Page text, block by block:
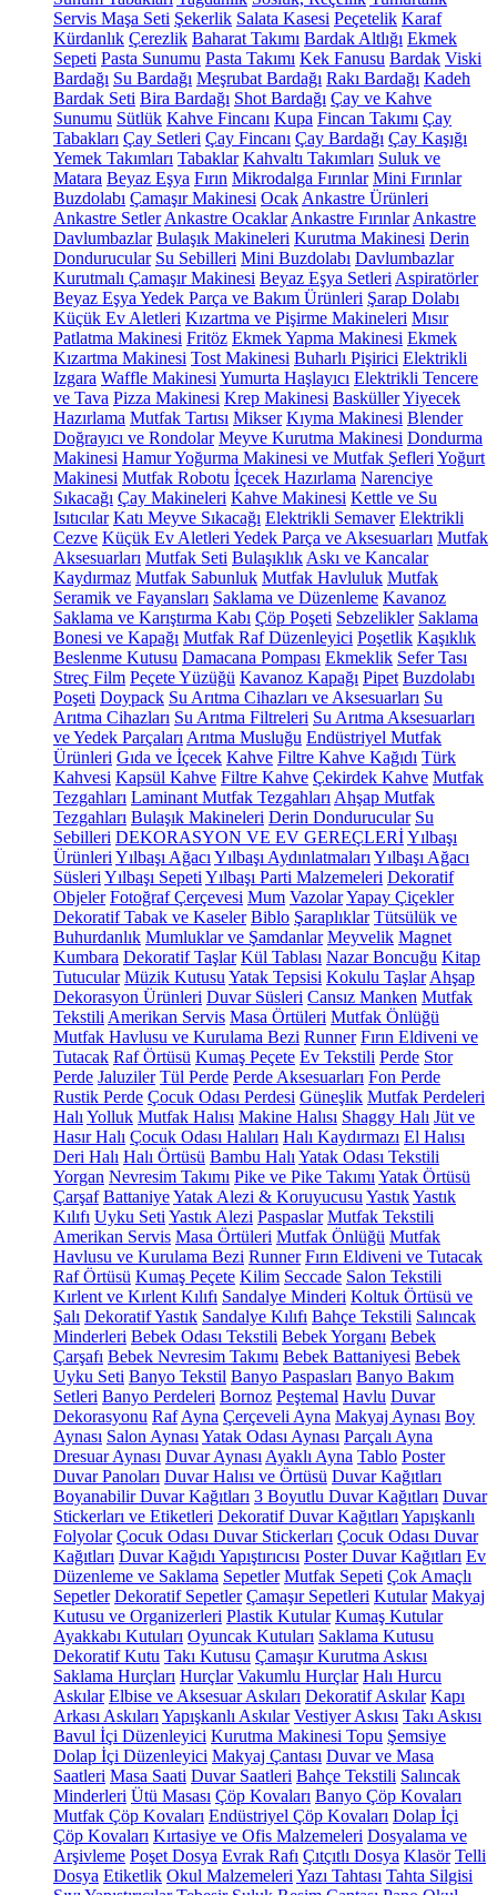
Servis Maşa Seti Şekerlik Salata Kasesi Peçetelik Karaf
Kürdanlık Çerezlik Baharat Takımı Bardak Altlığı Ekmek
Sepeti Pasta Sunumu Pasta Takımı Kek Fanusu Bardak Viski
Bardağı Su Bardağı Meşrubat Bardağı Rakı Bardağı Kadeh
Bardak Seti Bira Bardağı Shot Bardağı Çay ve Kahve
Sunumu Sütlük Kahve Fincanı Kupa Fincan Takımı Çay
Tabakları Çay Setleri Çay Fincanı Çay Bardağı Çay Kaşığı
Yemek Takımları Tabaklar Kahvaltı Takımları Suluk ve
Matara Beyaz Eşya Fırın Mikrodalga Fırınlar Mini Fırınlar
Buzdolabı Çamaşır Makinesi Ocak Ankastre Ürünleri
Ankastre Setler Ankastre Ocaklar Ankastre Fırınlar Ankastre
Davlumbazlar Bulaşık Makineleri Kurutma Makinesi Derin
Dondurucular Su Sebilleri Mini Buzdolabı Davlumbazlar
Kurutmalı Çamaşır Makinesi Beyaz Eşya Setleri Aspiratörler
Beyaz Eşya Yedek Parça ve Bakım Ürünleri Şarap Dolabı
Küçük Ev Aletleri Kızartma ve Pişirme Makineleri Mısır
Patlatma Makinesi Fritöz Ekmek Yapma Makinesi Ekmek
Kızartma Makinesi Tost Makinesi Buharlı Pişirici Elektrikli
Izgara Waffle Makinesi Yumurta Haşlayıcı Elektrikli Tencere
ve Tava Pizza Makinesi Krep Makinesi BasküllerYiyecek
Hazırlama Mutfak Tartısı Mikser Kıyma Makinesi Blender
Doğrayıcı ve Rondolar Meyve Kurutma Makinesi Dondurma
Makinesi Hamur Yoğurma Makinesi ve Mutfak Şefleri Yoğurt
Makinesi Mutfak Robotu İçecek Hazırlama Narenciye
Sıkacağı Çay Makineleri Kahve Makinesi Kettle ve Su
Isıtıcılar Katı Meyve Sıkacağı Elektrikli Semaver Elektrikli
Cezve Küçük Ev Aletleri Yedek Parça ve Aksesuarları Mutfak
Aksesuarları Mutfak Seti Bulaşıklık Askı ve Kancalar
Kaydırmaz Mutfak Sabunluk Mutfak Havluluk Mutfak
Seramik ve Fayansları Saklama ve Düzenleme Kavanoz
Saklama ve Karıştırma Kabı Çöp Poşeti Sebzelikler Saklama
Bonesi ve Kapağı Mutfak Raf Düzenleyici Poşetlik Kaşıklık
Beslenme Kutusu Damacana Pompası Ekmeklik Sefer Tası
Streç Film Peçete Yüzüğü Kavanoz Kapağı Pipet Buzdolabı
Poşeti Doypack Su Arıtma Cihazları ve Aksesuarları Su
Arıtma Cihazları Su Arıtma Filtreleri Su Arıtma Aksesuarları
ve Yedek Parçaları Arıtma Musluğu Endüstriyel Mutfak
Ürünleri Gıda ve İçecek Kahve Filtre Kahve Kağıdı Türk
Kahvesi Kapsül Kahve Filtre Kahve Çekirdek Kahve Mutfak
Tezgahları Laminant Mutfak Tezgahları Ahşap Mutfak
Tezgahları Bulaşık Makineleri Derin Dondurucular Su
Sebilleri DEKORASYON VE EV GEREÇLERİYılbaşı
Ürünleri Yılbaşı Ağacı Yılbaşı Aydınlatmaları Yılbaşı Ağacı
Süsleri Yılbaşı Sepeti Yılbaşı Parti Malzemeleri Dekoratif
Objeler Fotoğraf Çerçevesi Mum VazolarYapay Çiçekler
Dekoratif Tabak ve Kaseler Biblo Şaraplıklar Tütsülük ve
Buhurdanlık Mumluklar ve Şamdanlar Meyvelik Magnet
Kumbara Dekoratif Taşlar Kül Tablası Nazar Boncuğu Kitap
Tutucular Müzik Kutusu Yatak Tepsisi Kokulu Taşlar Ahşap
Dekorasyon Ürünleri Duvar Süsleri Cansız Manken Mutfak
Tekstili Amerikan Servis Masa Örtüleri Mutfak Önlüğü
Mutfak Havlusu ve Kurulama Bezi Runner Fırın Eldiveni ve
Tutacak Raf Örtüsü Kumaş Peçete Ev Tekstili Perde Stor
Perde Jaluziler Tül Perde Perde Aksesuarları Fon Perde
Rustik Perde Çocuk Odası Perdesi Güneşlik Mutfak Perdeleri
Halı Yolluk Mutfak Halısı Makine Halısı Shaggy Halı Jüt ve
Hasır Halı Çocuk Odası Halıları Halı Kaydırmazı El Halısı
Deri Halı Halı Örtüsü Bambu Halı Yatak Odası Tekstili
Yorgan Nevresim Takımı Pike ve Pike Takımı Yatak Örtüsü
Çarşaf BattaniyeYatak Alezi & Koruyucusu YastıkYastık
Kılıfı Uyku Seti Yastık Alezi Paspaslar Mutfak Tekstili
Amerikan Servis Masa Örtüleri Mutfak Önlüğü Mutfak
Havlusu ve Kurulama Bezi Runner Fırın Eldiveni ve Tutacak
Raf Örtüsü Kumaş Peçete Kilim Seccade Salon Tekstili
Kırlent ve Kırlent Kılıfı Sandalye Minderi Koltuk Örtüsü ve
Şalı Dekoratif Yastık Sandalye Kılıfı Bahçe Tekstili Salıncak
Minderleri Bebek Odası Tekstili Bebek Yorganı Bebek
Çarşafı Bebek Nevresim Takımı Bebek Battaniyesi Bebek
Uyku Seti Banyo Tekstil Banyo Paspasları Banyo Bakım
Setleri Banyo Perdeleri Bornoz Peştemal Havlu Duvar
Dekorasyonu Raf Ayna Çerçeveli Ayna Makyaj Aynası Boy
Aynası Salon Aynası Yatak Odası Aynası Parçalı Ayna
Dresuar Aynası Duvar Aynası Ayaklı Ayna Tablo Poster
Duvar Panoları Duvar Halısı ve Örtüsü Duvar Kağıtları
Boyanabilir Duvar Kağıtları 3 Boyutlu Duvar Kağıtları Duvar
Stickerları ve Etiketleri Dekoratif Duvar Kağıtları Yapışkanlı
Folyolar Çocuk Odası Duvar Stickerları Çocuk Odası Duvar
Kağıtları Duvar Kağıdı Yapıştırıcısı Poster Duvar Kağıtları Ev
Düzenleme ve Saklama Sepetler Mutfak Sepeti Çok Amaçlı
Sepetler Dekoratif Sepetler Çamaşır Sepetleri Kutular Makyaj
Kutusu ve Organizerleri Plastik Kutular Kumaş Kutular
Ayakkabı Kutuları Oyuncak Kutuları Saklama Kutusu
Dekoratif Kutu Takı Kutusu Çamaşır Kurutma Askısı
Saklama Hurçları Hurçlar Vakumlu Hurçlar Halı Hurcu
Askılar Elbise ve Aksesuar Askıları Dekoratif Askılar Kapı
Arkası Askıları Yapışkanlı Askılar Vestiyer Askısı Takı Askısı
Bavul İçi Düzenleyici Kurutma Makinesi Topu Şemsiye
Dolap İçi Düzenleyici Makyaj Çantası Duvar ve Masa
Saatleri Masa Saati Duvar Saatleri Bahçe Tekstili Salıncak
Minderleri Ütü Masası Çöp Kovaları Banyo Çöp Kovaları
Mutfak Çöp Kovaları Endüstriyel Çöp Kovaları Dolap İçi
Çöp Kovaları Kırtasiye ve Ofis Malzemeleri Dosyalama ve
Arşivleme Poşet Dosya Evrak Rafı Çıtçıtlı Dosya Klasör Telli
Dosya Etiketlik Okul Malzemeleri Yazı Tahtası Tahta Silgisi